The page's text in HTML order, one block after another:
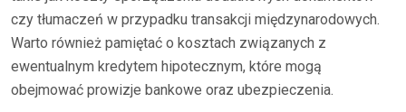
czy tłumaczeń w przypadku transakcji międzynarodowych.
Warto również pamiętać o kosztach związanych z
ewentualnym kredytem hipotecznym, które mogą
obejmować prowizje bankowe oraz ubezpieczenia.